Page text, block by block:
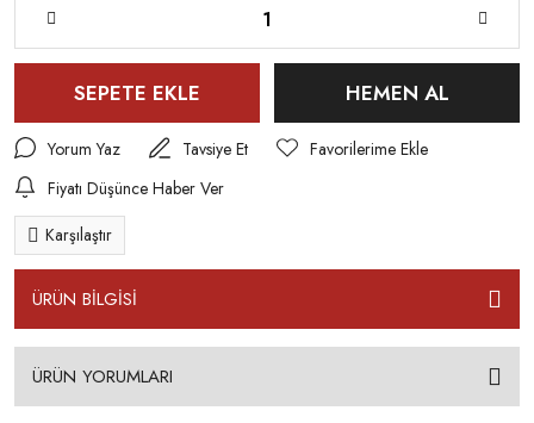
SEPETE EKLE HEMEN AL
Yorum Yaz
Tavsiye Et
Fiyatı Düşünce Haber Ver
Karşılaştır
ÜRÜN BİLGİSİ
ÜRÜN YORUMLARI